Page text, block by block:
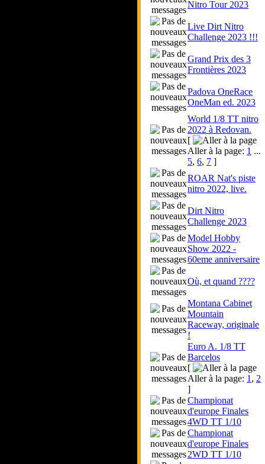
Nitro Tour 2023
Live Dirt Nitro
Challenge 2023 !!!
Grand Prix des 3
Frontières 2023
Padova OneRace
OneMan ed. 2023
World 1/8 TT nitro
2022 à Redovan.
[
Aller à la page: 1 ...
5, 6, 7 ]
ROAR Nat's piste
nitro 2022, live.
Dirt Nitro
Challenge 2023
Model Hobby
Show 2022 -
60eme anniversaire
Où, et quand ????
Montana Cabinet
Mountain
Raceway, originale
!
Euro A. 1/8 TT
Barcelos
[
Aller à la page: 1 , 2
]
Championat
d'europe Finales
4WD TT 1/10
Championat
d'europe Finales
2WD TT 1/10